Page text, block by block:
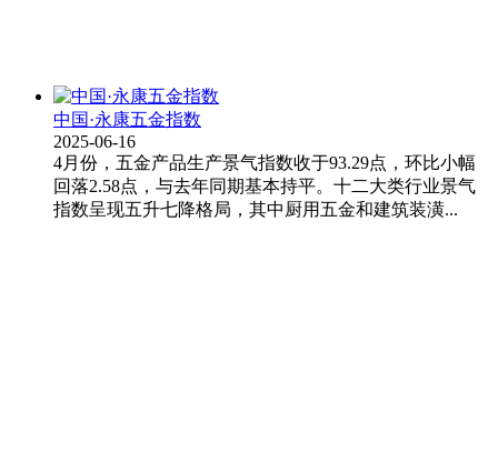
中国·永康五金指数
2025-06-16
4月份，五金产品生产景气指数收于93.29点，环比小幅
回落2.58点，与去年同期基本持平。十二大类行业景气
指数呈现五升七降格局，其中厨用五金和建筑装潢...